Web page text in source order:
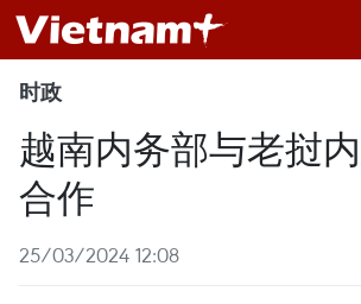
时政
越南内务部与老挝
合作
25/03/2024 12:08